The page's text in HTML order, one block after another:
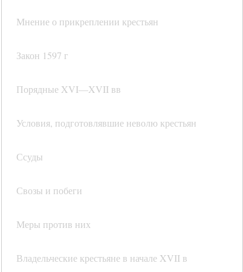
Мнение о прикреплении крестьян
Закон 1597 г
Порядные XVI—XVII вв
Условия, подготовлявшие неволю крестьян
Ссуды
Свозы и побеги
Меры против них
Владельческие крестьяне в начале XVII в